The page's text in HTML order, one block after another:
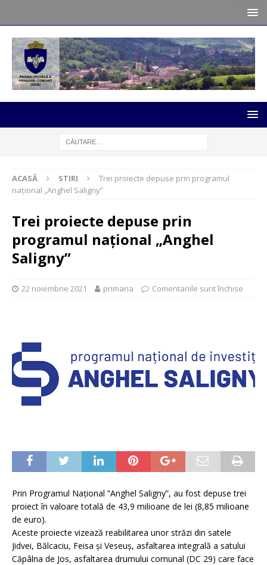
ACASĂ STIRI
Trei proiecte depuse prin programul
național „Anghel Saligny”
Trei proiecte depuse prin
programul național „Anghel
Saligny”
22 noiembrie 2021 primaria Comentariile sunt închise
Prin Programul Naţional ”Anghel Saligny”, au fost depuse trei
proiect în valoare totală de 43,9 milioane de lei (8,85 milioane
de euro).
Aceste proiecte vizează reabilitarea unor străzi din satele
Jidvei, Bălcaciu, Feisa şi Veseuş, asfaltarea integrală a satului
Căpâlna de Jos, asfaltarea drumului comunal (DC 29) care face